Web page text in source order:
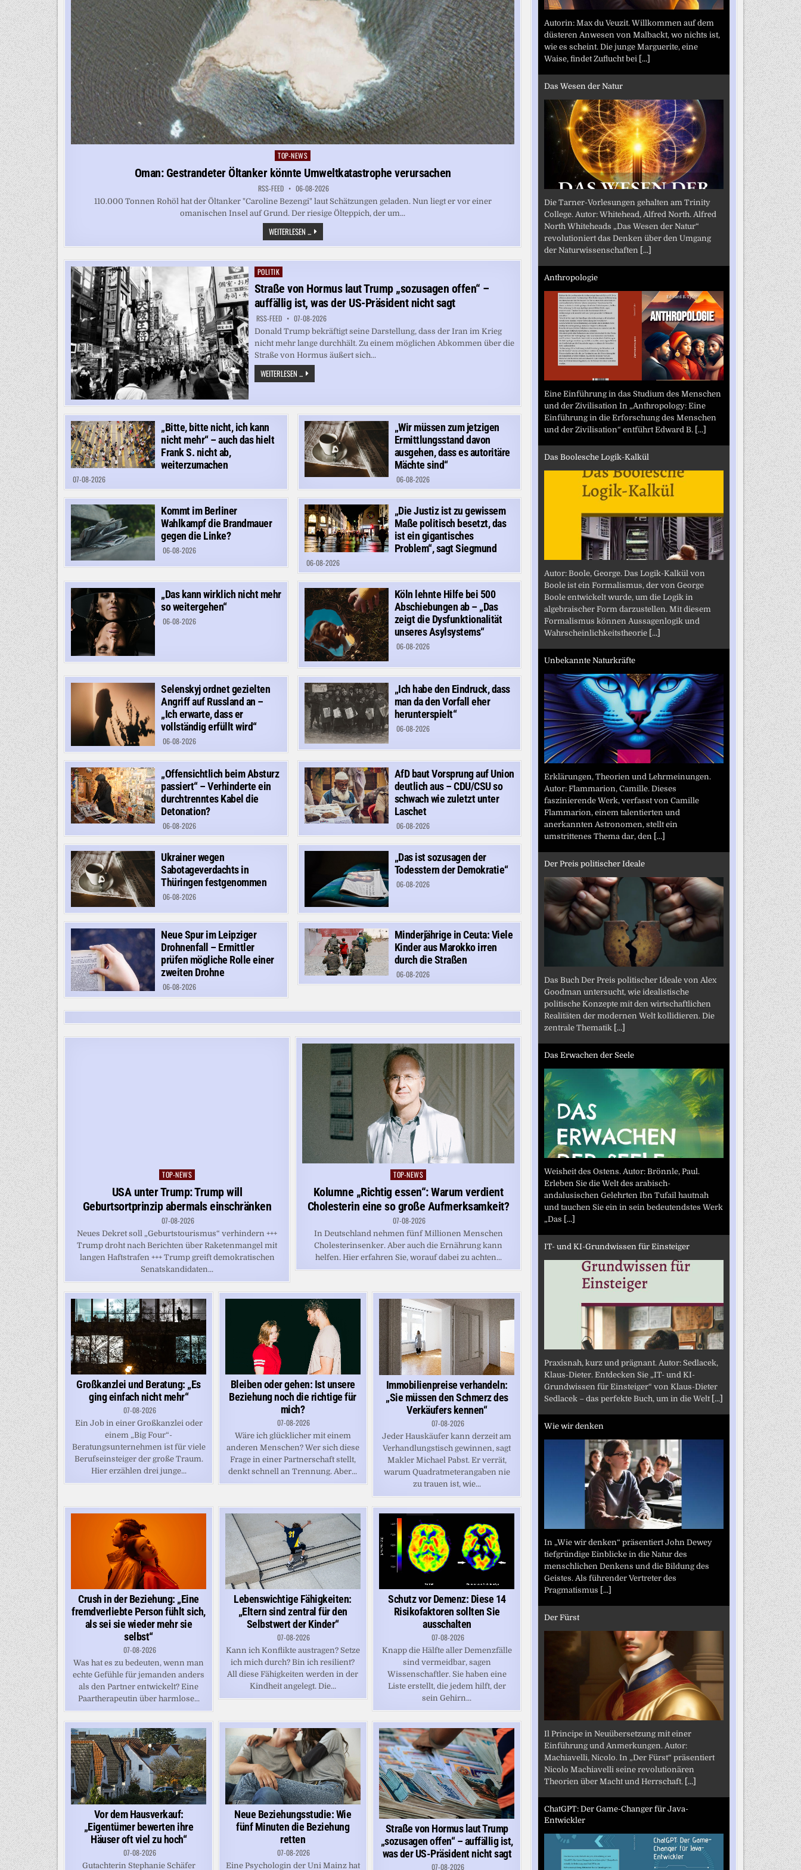
Posted
in
TOP-NEWS
Oman: Gestrandeter Öltanker könnte Umweltkatastrophe verursachen
RSS-FEED 06-08-2026
110.000 Tonnen Rohöl hat der Öltanker "Caroline Bezengi" laut Schätzungen geladen. Nun liegt er vor einer
omanischen Insel auf Grund. Der riesige Ölteppich, der um...
WEITERLESEN ... OMAN:
GESTRANDETER
ÖLTANKER
UMWELTKATASTROPHE
Posted
in
POLITIK
Straße von Hormus laut Trump „sozusagen offen“ –
auffällig ist, was der US-Präsident nicht sagt
RSS-FEED 07-08-2026
Donald Trump bekräftigt seine Darstellung, dass der Iran im Krieg
nicht mehr lange durchhält. Zu einem möglichen Abkommen über die
Straße von Hormus äußert sich...
WEITERLESEN ... STRASSE V
ON H
RUMP „
FFEN“ –
A
UFFÄLLIG I
ST, W
AS D
ER U
S-P
RÄSIDENT N
ICHT S
AGT
„Bitte, bitte nicht, ich kann
nicht mehr“ – auch das hielt
Frank S. nicht ab,
weiterzumachen
07-08-2026
„Wir müssen zum jetzigen
Ermittlungsstand davon
ausgehen, dass es autoritäre
Mächte sind“
06-08-2026
Kommt im Berliner
Wahlkampf die Brandmauer
gegen die Linke?
06-08-2026
„Die Justiz ist zu gewissem
Maße politisch besetzt, das
ist ein gigantisches
Problem“, sagt Siegmund
06-08-2026
„Das kann wirklich nicht mehr
so weitergehen“
06-08-2026
Köln lehnte Hilfe bei 500
Abschiebungen ab – „Das
zeigt die Dysfunktionalität
unseres Asylsystems“
06-08-2026
Selenskyj ordnet gezielten
Angriff auf Russland an –
„Ich erwarte, dass er
vollständig erfüllt wird“
06-08-2026
„Ich habe den Eindruck, dass
man da den Vorfall eher
herunterspielt“
06-08-2026
„Offensichtlich beim Absturz
passiert“ – Verhinderte ein
durchtrenntes Kabel die
Detonation?
06-08-2026
AfD baut Vorsprung auf Union
deutlich aus – CDU/CSU so
schwach wie zuletzt unter
Laschet
06-08-2026
Ukrainer wegen
Sabotageverdachts in
Thüringen festgenommen
06-08-2026
„Das ist sozusagen der
Todesstern der Demokratie“
06-08-2026
Neue Spur im Leipziger
Drohnenfall – Ermittler
prüfen mögliche Rolle einer
zweiten Drohne
06-08-2026
Minderjährige in Ceuta: Viele
Kinder aus Marokko irren
durch die Straßen
06-08-2026
Posted
in
TOP-NEWS
USA unter Trump: Trump will
Geburtsortprinzip abermals einschränken
07-08-2026
Neues Dekret soll „Geburtstourismus“ verhindern +++
Trump droht nach Berichten über Raketenmangel mit
langen Haftstrafen +++ Trump greift demokratischen
Senatskandidaten...
Posted
TOP-NEWS
Kolumne „Richtig essen“: Warum verdient
Cholesterin eine so große Aufmerksamkeit?
07-08-2026
In Deutschland nehmen fünf Millionen Menschen
Cholesterinsenker. Aber auch die Ernährung kann
helfen. Hier erfahren Sie, worauf dabei zu achten...
Großkanzlei und Beratung: „Es
ging einfach nicht mehr“
07-08-2026
Ein Job in einer Großkanzlei oder
einem „Big Four“-
Beratungsunternehmen ist für viele
Berufseinsteiger der große Traum.
Hier erzählen drei junge...
Bleiben oder gehen: Ist unsere
Beziehung noch die richtige für
mich?
07-08-2026
Wäre ich glücklicher mit einem
anderen Menschen? Wer sich diese
Frage in einer Partnerschaft stellt,
denkt schnell an Trennung. Aber...
Immobilienpreise verhandeln:
„Sie müssen den Schmerz des
Verkäufers kennen“
07-08-2026
Jeder Hauskäufer kann derzeit am
Verhandlungstisch gewinnen, sagt
Makler Michael Pabst. Er verrät,
warum Quadratmeterangaben nie
zu trauen ist, wie...
Crush in der Beziehung: „Eine
fremdverliebte Person fühlt sich,
als sei sie wieder mehr sie
selbst“
07-08-2026
Was hat es zu bedeuten, wenn man
echte Gefühle für jemanden anders
als den Partner entwickelt? Eine
Paartherapeutin über harmlose...
Lebenswichtige Fähigkeiten:
„Eltern sind zentral für den
Selbstwert der Kinder“
07-08-2026
Kann ich Konflikte austragen? Setze
ich mich durch? Bin ich resilient?
All diese Fähigkeiten werden in der
Kindheit angelegt. Die...
Schutz vor Demenz: Diese 14
Risikofaktoren sollten Sie
ausschalten
07-08-2026
Knapp die Hälfte aller Demenzfälle
sind vermeidbar, sagen
Wissenschaftler. Sie haben eine
Liste erstellt, die jedem hilft, der
sein Gehirn...
Vor dem Hausverkauf:
„Eigentümer bewerten ihre
Häuser oft viel zu hoch“
07-08-2026
Gutachterin Stephanie Schäfer
Neue Beziehungsstudie: Wie
fünf Minuten die Beziehung
retten
07-08-2026
Eine Psychologin der Uni Mainz hat
Straße von Hormus laut Trump
„sozusagen offen“ – auffällig ist,
was der US-Präsident nicht sagt
07-08-2026
Autorin: Max du Veuzit. Willkommen auf dem
düsteren Anwesen von Malbackt, wo nichts ist,
wie es scheint. Die junge Marguerite, eine
Waise, findet Zuflucht bei [...]
Das Wesen der Natur
Die Tarner-Vorlesungen gehalten am Trinity
College. Autor: Whitehead, Alfred North. Alfred
North Whiteheads „Das Wesen der Natur“
revolutioniert das Denken über den Umgang
der Naturwissenschaften [...]
Anthropologie
Eine Einführung in das Studium des Menschen
und der Zivilisation In „Anthropology: Eine
Einführung in die Erforschung des Menschen
und der Zivilisation“ entführt Edward B. [...]
Das Boolesche Logik-Kalkül
Autor: Boole, George. Das Logik-Kalkül von
Boole ist ein Formalismus, der von George
Boole entwickelt wurde, um die Logik in
algebraischer Form darzustellen. Mit diesem
Formalismus können Aussagenlogik und
Wahrscheinlichkeitstheorie [...]
Unbekannte Naturkräfte
Erklärungen, Theorien und Lehrmeinungen.
Autor: Flammarion, Camille. Dieses
faszinierende Werk, verfasst von Camille
Flammarion, einem talentierten und
anerkannten Astronomen, stellt ein
umstrittenes Thema dar, den [...]
Der Preis politischer Ideale
Das Buch Der Preis politischer Ideale von Alex
Goodman untersucht, wie idealistische
politische Konzepte mit den wirtschaftlichen
Realitäten der modernen Welt kollidieren. Die
zentrale Thematik [...]
Das Erwachen der Seele
Weisheit des Ostens. Autor: Brönnle, Paul.
Erleben Sie die Welt des arabisch-
andalusischen Gelehrten Ibn Tufail hautnah
und tauchen Sie ein in sein bedeutendstes Werk
„Das [...]
IT- und KI-Grundwissen für Einsteiger
Praxisnah, kurz und prägnant. Autor: Sedlacek,
Klaus-Dieter. Entdecken Sie „IT- und KI-
Grundwissen für Einsteiger“ von Klaus-Dieter
Sedlacek – das perfekte Buch, um in die Welt [...]
Wie wir denken
In „Wie wir denken“ präsentiert John Dewey
tiefgründige Einblicke in die Natur des
menschlichen Denkens und die Bildung des
Geistes. Als führender Vertreter des
Pragmatismus [...]
Der Fürst
Il Principe in Neuübersetzung mit einer
Einführung und Anmerkungen. Autor:
Machiavelli, Nicolo. In „Der Fürst“ präsentiert
Nicolo Machiavelli seine revolutionären
Theorien über Macht und Herrschaft. [...]
ChatGPT: Der Game-Changer für Java-
Entwickler